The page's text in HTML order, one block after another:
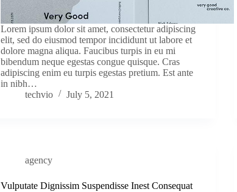
Lorem ipsum dolor sit amet, consectetur adipiscing
elit, sed do eiusmod tempor incididunt ut labore et
dolore magna aliqua. Faucibus turpis in eu mi
bibendum neque egestas congue quisque. Cras
adipiscing enim eu turpis egestas pretium. Est ante
in nibh…
techvio
July 5, 2021
agency
Vulputate Dignissim Suspendisse Inest Consequat